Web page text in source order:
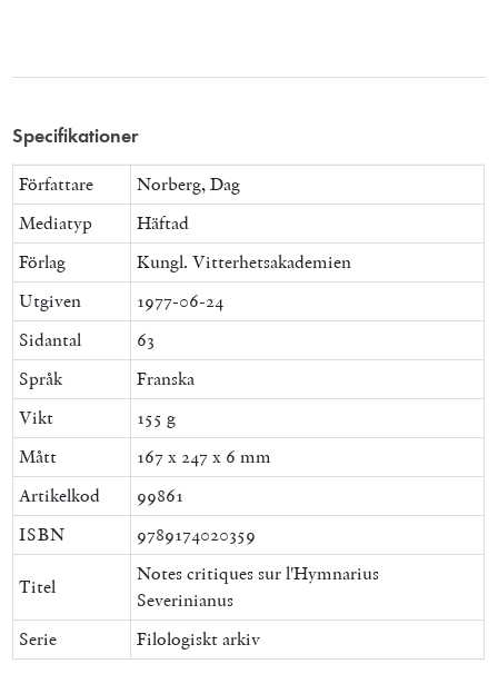
Specifikationer
Författare
Norberg, Dag
Mediatyp
Häftad
Förlag
Kungl. Vitterhetsakademien
Utgiven
1977-06-24
Sidantal
63
Språk
Franska
Vikt
155 g
Mått
167 x 247 x 6 mm
Artikelkod
99861
ISBN
9789174020359
Titel
Notes critiques sur l'Hymnarius
Severinianus
Serie
Filologiskt arkiv